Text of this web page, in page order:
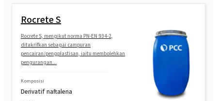
Rocrete S
Rocrete S, mengikut norma PN-EN 934-2,
ditakrifkan sebagai campuran
pencairan/pengplastisan, iaitu membolehkan
pengurangan...
Komposisi
Derivatif naftalena